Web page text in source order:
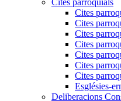
Cites parroquials
Cites
Cites
Cites
Cites
Cites
Cites
Cites
Esglésies-
Deliberacions